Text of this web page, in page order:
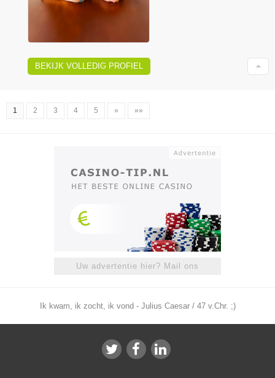
BEKIJK VOLLEDIG PROFIEL
1 2 3 4 5 » »»
Uw advertentie hier? Mail ons
Ik kwam, ik zocht, ik vond - Julius Caesar / 47 v.Chr. ;)